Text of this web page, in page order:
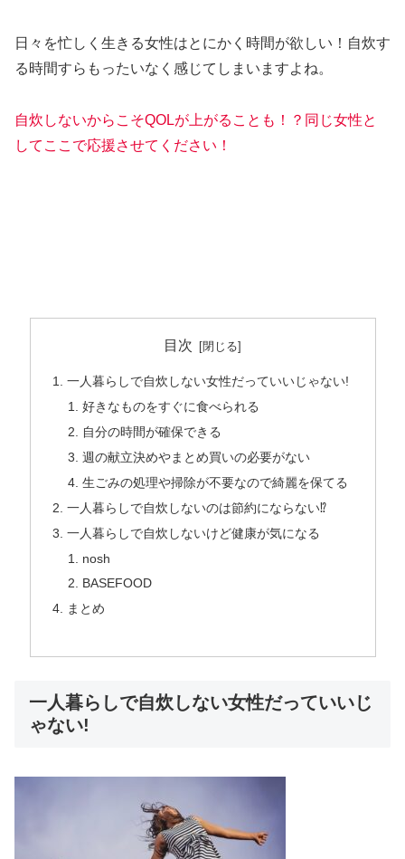
日々を忙しく生きる女性はとにかく時間が欲しい！自炊す
る時間すらもったいなく感じてしまいますよね。
自炊しないからこそQOLが上がることも！？同じ女性と
してここで応援させてください！
目次
一人暮らしで自炊しない女性だっていいじゃない!
好きなものをすぐに食べられる
自分の時間が確保できる
週の献立決めやまとめ買いの必要がない
生ごみの処理や掃除が不要なので綺麗を保てる
一人暮らしで自炊しないのは節約にならない⁉︎
一人暮らしで自炊しないけど健康が気になる
nosh
BASEFOOD
まとめ
一人暮らしで自炊しない女性だっていいじ
ゃない!